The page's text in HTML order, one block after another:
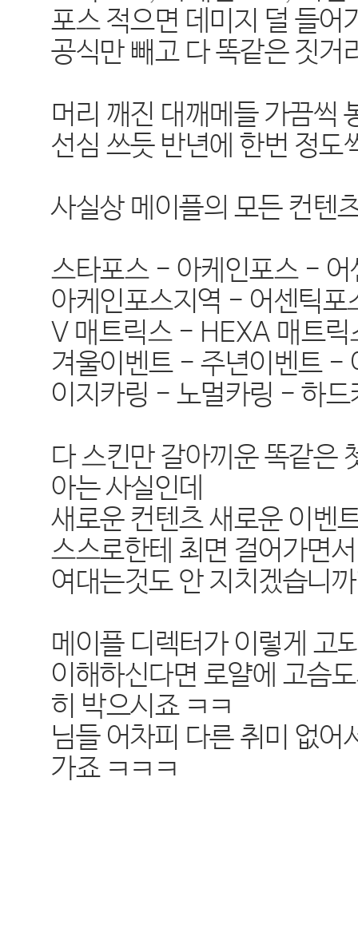
포스 적으면 데미지 덜 들어
공식만 빼고 다 똑같은 짓거
머리 깨진 대깨메들 가끔씩
선심 쓰듯 반년에 한번 정도
사실상 메이플의 모든 컨텐
스타포스 - 아케인포스 - 어
아케인포스지역 - 어센틱포
V 매트릭스 - HEXA 매트릭
겨울이벤트 - 주년이벤트 -
이지카링 - 노멀카링 - 하
다 스킨만 갈아끼운 똑같은
아는 사실인데
새로운 컨텐츠 새로운 이벤
스스로한테 최면 걸어가면
여대는것도 안 지치겠습니
메이플 디렉터가 이렇게 고
이해하신다면 로얄에 고슴
히 박으시죠 ㅋㅋ
님들 어차피 다른 취미 없어
가죠 ㅋㅋㅋ